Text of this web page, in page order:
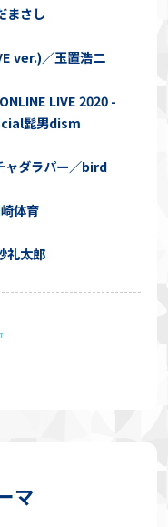
まさし
ver.)／玉置浩二
LIVE 2020 -
髭男dism
ャダラパー／bird
体育
礼太郎
マ